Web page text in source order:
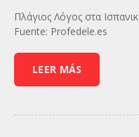
Πλάγιος Λόγος στα
Fuente: Profedele.es
LEER MÁS